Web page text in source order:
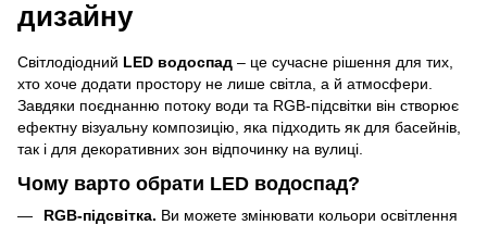
дизайну
Світлодіодний LED водоспад – це сучасне рішення для тих,
хто хоче додати простору не лише світла, а й атмосфери.
Завдяки поєднанню потоку води та RGB-підсвітки він створює
ефектну візуальну композицію, яка підходить як для басейнів,
так і для декоративних зон відпочинку на вулиці.
Чому варто обрати LED водоспад?
RGB-підсвітка. Ви можете змінювати кольори освітлення